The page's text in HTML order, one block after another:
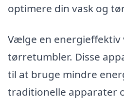
optimere din vask og
Vælge en energieffektiv
tørretumbler. Disse
til at bruge mindre
traditionelle apparater